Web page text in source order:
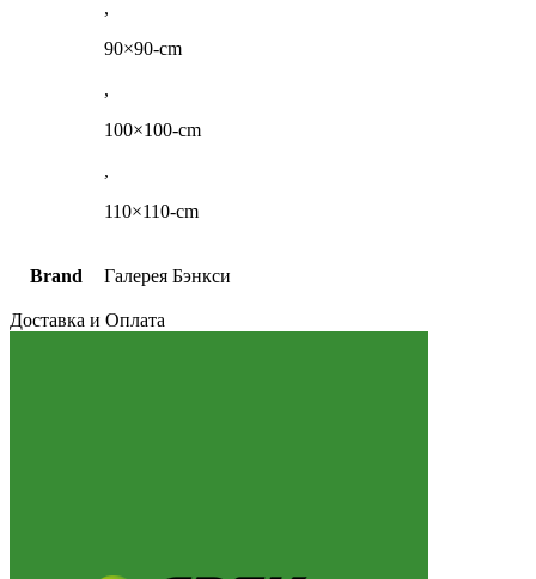
,
90×90-cm
,
100×100-cm
,
110×110-cm
Brand Галерея Бэнкси
Доставка и Оплата